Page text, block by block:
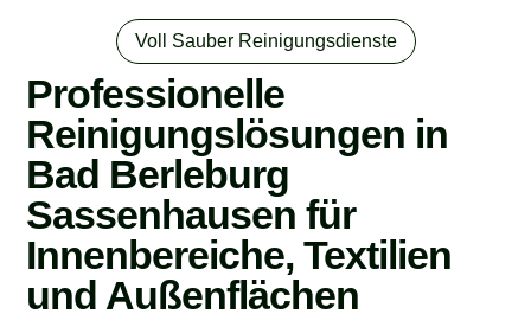
Voll Sauber Reinigungsdienste
Professionelle
Reinigungslösungen in
Bad Berleburg
Sassenhausen für
Innenbereiche, Textilien
und Außenflächen